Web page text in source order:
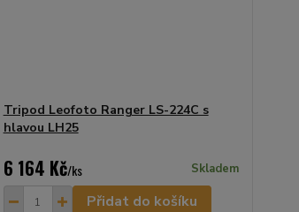
Tripod Leofoto Ranger LS-224C s
hlavou LH25
6 164 Kč/ks Skladem
Přidat do košíku